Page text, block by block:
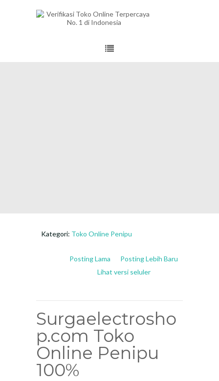
Kategori: Toko Online Penipu
Posting Lebih Baru
Posting Lama
Lihat versi seluler
Surgaelectrosho
p.com Toko
Online Penipu
100%